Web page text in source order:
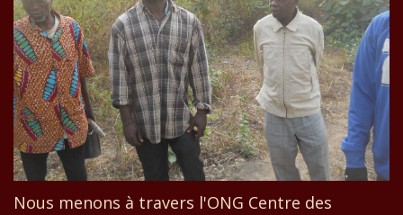
Nous menons à travers l'ONG Centre des